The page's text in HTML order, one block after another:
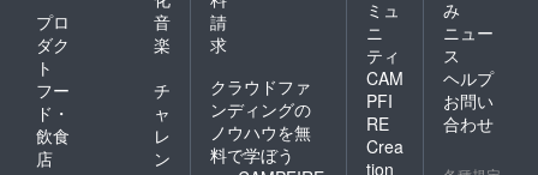
プロ
ダク
ト
音
楽
フー
ド・
飲食
店
チ
ャ
レ
ン
請
求
クラウドファ
ンディングの
ノウハウを無
料で学ぼう
ミュ
ニ
ティ
CAM
PFI
RE
Crea
tion
み
ニュー
ス
ヘルプ
お問い
合わせ